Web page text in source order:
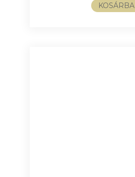
KOSÁRBA